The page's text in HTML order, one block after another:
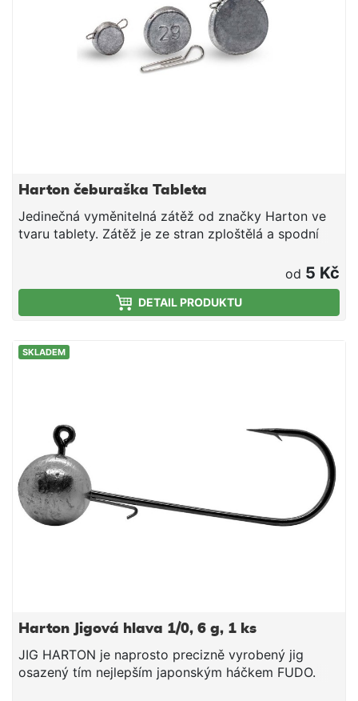
Harton čeburaška Tableta
Jedinečná vyměnitelná zátěž od značky Harton ve
tvaru tablety. Zátěž je ze stran zploštělá a spodní
od 5 Kč
DETAIL PRODUKTU
SKLADEM
Harton Jigová hlava 1/0, 6 g, 1 ks
JIG HARTON je naprosto precizně vyrobený jig
osazený tím nejlepším japonským háčkem FUDO.